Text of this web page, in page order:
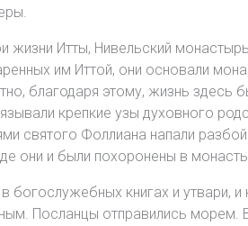
жизни Итты, Нивельский
им Иттой, они основали
благодаря этому, жизнь здесь
крепкие узы духовного
святого Фоллиана напали
они и были похоронены в
богослужебных книгах и утвари,
Посланцы отправились морем.